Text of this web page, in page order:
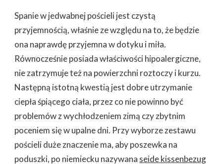
Spanie w jedwabnej pościeli jest czystą
przyjemnością, właśnie ze względu na to, że będzie
ona naprawdę przyjemna w dotyku i miła.
Równocześnie posiada właściwości hipoalergiczne,
nie zatrzymuje też na powierzchni roztoczy i kurzu.
Następną istotną kwestią jest dobre utrzymanie
ciepła śpiącego ciała, przez co nie powinno być
problemów z wychłodzeniem zimą czy zbytnim
poceniem się w upalne dni. Przy wyborze zestawu
pościeli duże znaczenie ma, aby poszewka na
poduszki, po niemiecku nazywana seide kissenbezug